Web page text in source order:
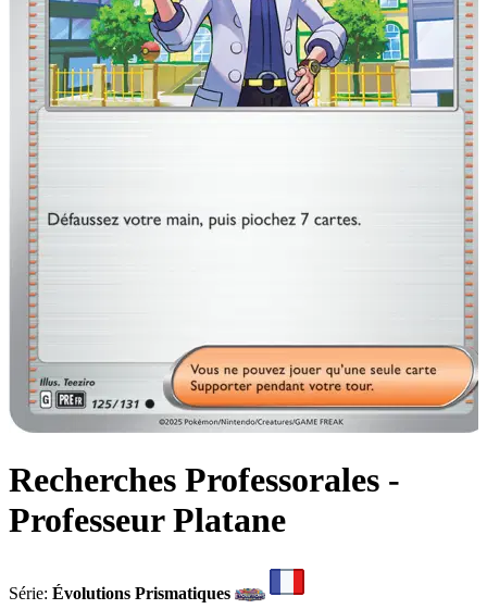
Recherches Professorales -
Professeur Platane
Série: Évolutions Prismatiques